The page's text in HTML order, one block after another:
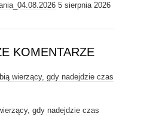
5 sierpnia 2026
KOMENTARZE
wierzący, gdy nadejdzie czas
gdy nadejdzie czas